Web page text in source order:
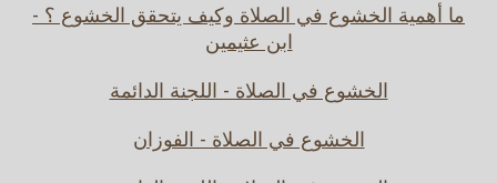
ما أهمية الخشوع في الصلاة وكيف يتحقق الخشوع ؟ -
ابن عثيمين
الخشوع في الصلاة - اللجنة الدائمة
الخشوع في الصلاة - الفوزان